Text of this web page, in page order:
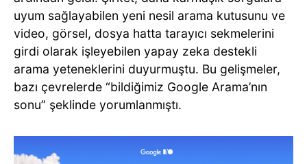
uyum sağlayabilen yeni nesil arama kutusunu ve
video, görsel, dosya hatta tarayıcı sekmelerini
girdi olarak işleyebilen yapay zeka destekli
arama yeteneklerini duyurmuştu. Bu gelişmeler,
bazı çevrelerde “bildiğimiz Google Arama’nın
sonu” şeklinde yorumlanmıştı.